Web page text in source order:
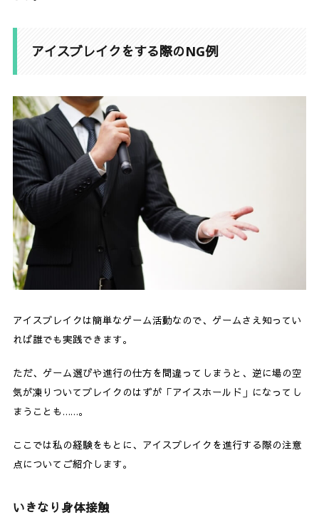
アイスブレイクをする際のNG例
アイスブレイクは簡単なゲーム活動なので、ゲームさえ知ってい
れば誰でも実践できます。
ただ、ゲーム選びや進行の仕方を間違ってしまうと、逆に場の空
気が凍りついてブレイクのはずが「アイスホールド」になってし
まうことも……。
ここでは私の経験をもとに、アイスブレイクを進行する際の注意
点についてご紹介します。
いきなり身体接触